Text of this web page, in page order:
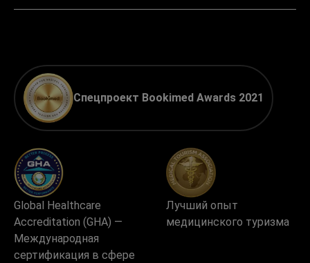
Спецпроект Bookimed Awards 2021
Global Healthcare
Accreditation (GHA) —
Международная
сертификация в сфере
Лучший опыт
медицинского туризма